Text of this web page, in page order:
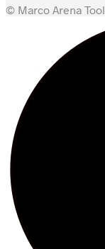
© Marco Arena